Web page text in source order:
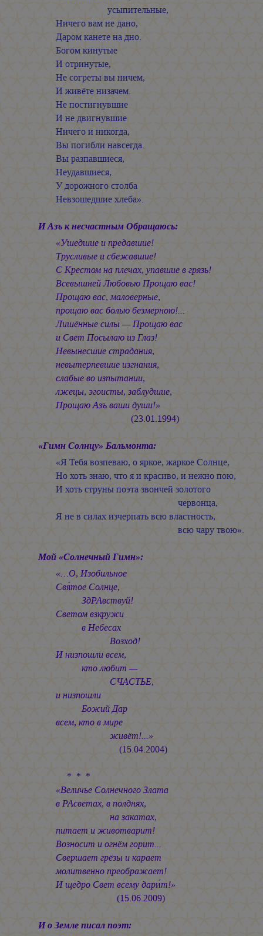
усыпительные,
Ничего вам не дано,
Даром канете на дно.
Богом кинутые
И отринутые,
Не согреты вы ничем,
И живёте низачем.
Не постигнувшие
И не двигнувшие
Ничего и никогда,
Вы погибли навсегда.
Вы разпавшиеся,
Неудавшиеся,
У дорожного столба
Невзошедшие хлеба».
И Азъ к несчастным Обращаюсь:
«Ушедшие и предавшие!
Трусливые и сбежавшие!
С Крестом на плечах, упавшие в грязь!
Всевышней Любовью Прощаю вас!
Прощаю вас, маловерные,
прощаю вас болью безмерною!...
Лишённые силы — Прощаю вас
и Свет Посылаю из Глаз!
Невынесшие страдания,
невытерпевшие изгнания,
слабые во изпытании,
лжецы, эгоисты, заблудшие,
Прощаю Азъ ваши души!»
(23.01.1994)
«Гимн Солнцу» Бальмонта:
«Я Тебя возпеваю, о яркое, жаркое Солнце,
Но хоть знаю, что я и красиво, и нежно пою,
И хоть струны поэта звончей золотого
червонца,
Я не в силах изчерпать всю властность,
всю чару твою».
Мой «Солнечный Гимн»:
«…О, Изобильное
Свя́тое Солнце,
ЗдРАвствуй!
Светом взкружи
в Небесах
Возход!
И низпошли всем,
кто любит —
СЧАСТЬЕ,
и низпошли
Божий Дар
всем, кто в мире
живёт!...»
(15.04.2004)
* * *
«Величье Солнечного Злата
в РАсветах, в полднях,
на закатах,
питает и животварит!
Возносит и огнём горит...
Свершает грёзы и карает
молитвенно преображает!
И щедро Свет всему дари́т!»
(15.06.2009)
И о Земле писал поэт: